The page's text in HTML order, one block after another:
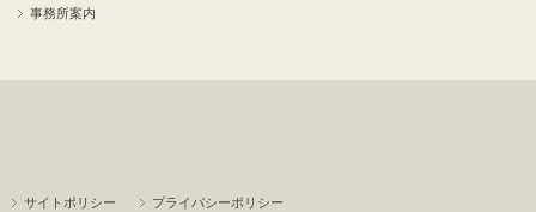
事務所案内
サイトポリシー プライバシーポリシー